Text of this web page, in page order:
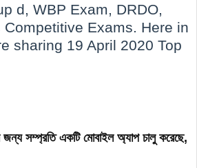
d, WBP Exam, DRDO,
Competitive Exams. Here in
sharing 19 April 2020 Top
জন্য সম্প্রতি একটি মোবাইল অ্যাপ চালু করেছে,